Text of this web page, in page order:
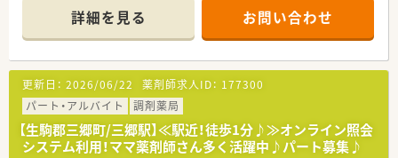
■ボトムアップを大切にする会社です。在宅推進チームや学会
発表チーム、マニュアルチームなど手上げ式で有志を募り、やり
たい仕事をしてもらいながら社内を活気付けたいという考えで
す。
■ライフワークバランスも重視されており、有休取得率100％、
育休取得・復帰率100％、平均残業時間7ｈ/月、離職率5％など従
業員満足度は非常に高いです。
■ボトムアップ・地域連携・ライフワークバランスを実現してい
る結果、「優良企業ガイド 2018」にて奈良県1位を獲得！
詳細を見る お問い合わせ
更新日： 2026/06/22 薬剤師求人ID： 177300
パート・アルバイト
調剤薬局
【生駒郡三郷町/三郷駅】≪駅近！徒歩1分♪≫オンライン照会
システム利用！ママ薬剤師さん多く活躍中♪パート募集♪